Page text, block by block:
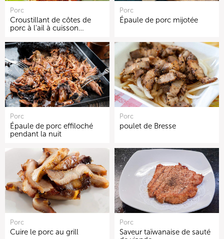
Porc
Croustillant de côtes de
porc à l'ail à cuisson…
Porc
Épaule de porc mijotée
Porc
Épaule de porc effiloché
pendant la nuit
Porc
poulet de Bresse
Porc
Cuire le porc au grill
Porc
Saveur taïwanaise de sauté